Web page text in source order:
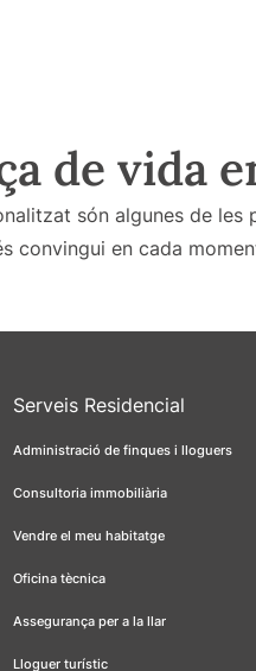
de vida
són algunes de les
convingui en cada
Serveis Residencial
Administració de finques i lloguers
Consultoria immobiliària
Vendre el meu habitatge
Oficina tècnica
Assegurança per a la llar
Lloguer turístic